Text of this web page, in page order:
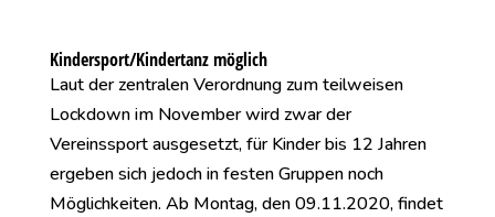
Kindersport/Kindertanz möglich
Laut der zentralen Verordnung zum teilweisen
Lockdown im November wird zwar der
Vereinssport ausgesetzt, für Kinder bis 12 Jahren
ergeben sich jedoch in festen Gruppen noch
Möglichkeiten. Ab Montag, den 09.11.2020, findet